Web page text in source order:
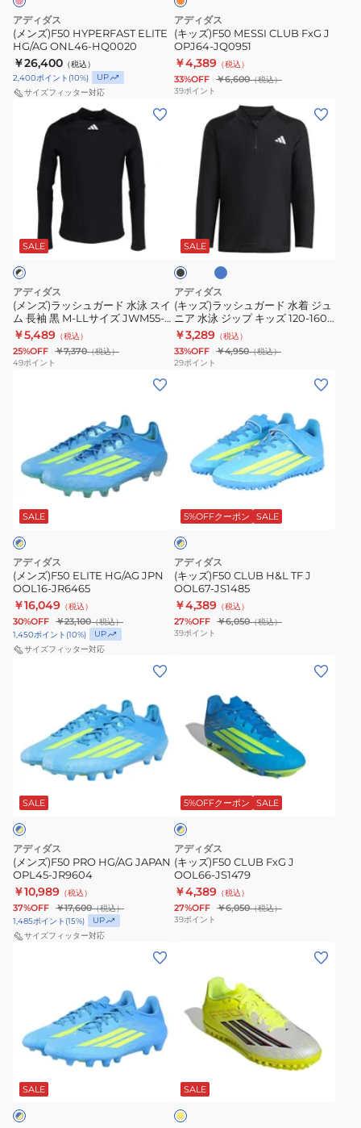
アディダス
(メンズ)F50 HYPERFAST ELITE
HG/AG ONL46-HQ0020
￥26,400 （税込）
2,400ポイント (10%)
UP
サイズフィッター対応
アディダス
(キッズ)F50 MESSI CLUB FxG J
OPJ64-JQ0951
￥4,389 （税込）
33%OFF ￥6,600（税込）
39ポイント
ガ
ー
ド
水
泳
ス
イ
M-
LL
イ
ズ
JWM55-
JL5994
ス
イ
ム
ウ
カ
ッ
SALE
アディダス
(メンズ)ラッシュガード 水泳 スイ
ム 長袖 黒 M-LLサイズ JWM55-
JL5994 スイムウェア UPF50+
UVカット
￥5,489 （税込）
25%OFF ￥7,370（税込）
49ポイント
ガ
ー
ド
水
着
ジ
ュ
キ
ッ
ズ
120-
160
サ
イ
SALE
ブ
ラ
ッ
ル
ー
アディダス
(キッズ)ラッシュガード 水着 ジュ
ニア 水泳 ジップ キッズ 120-160
サイズ SX826 UPF50+ UVカット
￥3,289 （税込）
33%OFF ￥4,950（税込）
29ポイント
HG/AG
JPN
JR6465
SALE
アディダス
(メンズ)F50 ELITE HG/AG JPN
OOL16-JR6465
￥16,049 （税込）
30%OFF ￥23,100（税込）
1,450ポイント (10%)
UP
サイズフィッター対応
H&L
OOL67-
JS1485
5%OFFクーポン SALE
ブ
エ
ロ
ー
アディダス
(キッズ)F50 CLUB H&L TF J
OOL67-JS1485
￥4,389 （税込）
27%OFF ￥6,050（税込）
39ポイント
HG/AG
JAPAN
JR9604
SALE
アディダス
(メンズ)F50 PRO HG/AG JAPAN
OPL45-JR9604
￥10,989 （税込）
37%OFF ￥17,600（税込）
1,485ポイント (15%)
UP
サイズフィッター対応
ズ)F50
CLUB
FxG
JS1479
5%OFFクーポン SALE
ブ
エ
ロ
ー
アディダス
(キッズ)F50 CLUB FxG J
OOL66-JS1479
￥4,389 （税込）
27%OFF ￥6,050（税込）
39ポイント
HG/AG
JPN
JQ4349
SALE
ズ)F50
CLUB
SALE
イ